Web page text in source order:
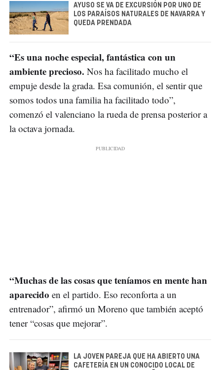
AYUSO SE VA DE EXCURSIÓN POR UNO DE
LOS PARAÍSOS NATURALES DE NAVARRA Y
QUEDA PRENDADA
“Es una noche especial, fantástica con un
ambiente precioso. Nos ha facilitado mucho el
empuje desde la grada. Esa comunión, el sentir que
somos todos una familia ha facilitado todo”,
comenzó el valenciano la rueda de prensa posterior a
la octava jornada.
“Muchas de las cosas que teníamos en mente han
aparecido en el partido. Eso reconforta a un
entrenador”, afirmó un Moreno que también aceptó
tener “cosas que mejorar”.
LA JOVEN PAREJA QUE HA ABIERTO UNA
CAFETERÍA EN UN CONOCIDO LOCAL DE